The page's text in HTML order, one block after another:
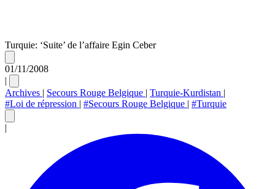
Turquie: ‘Suite’ de l’affaire Egin Ceber
01/11/2008
|
Archives | Secours Rouge Belgique | Turquie-Kurdistan |
#Loi de répression | #Secours Rouge Belgique | #Turquie
|